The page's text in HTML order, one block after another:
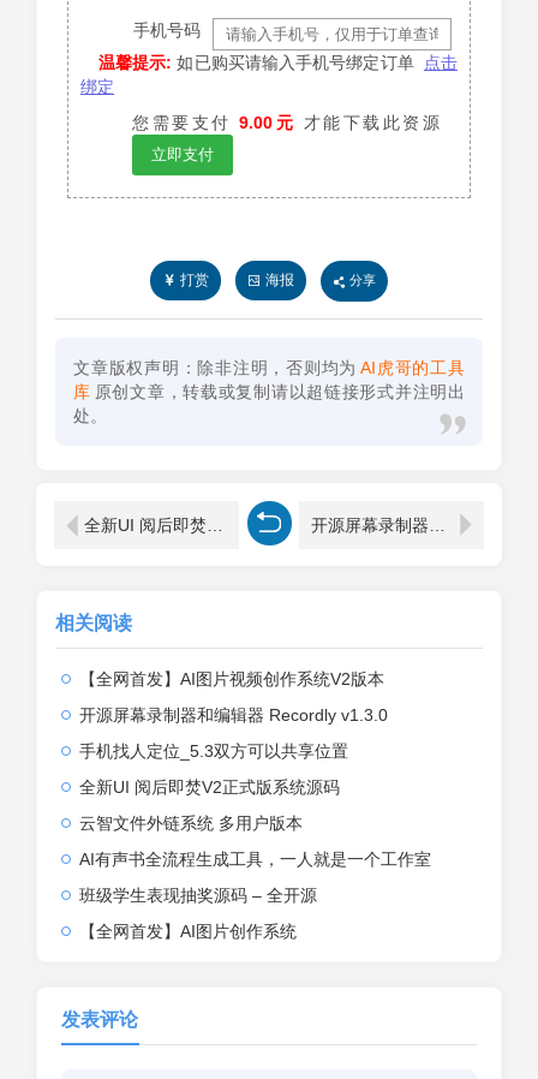
手机号码
温馨提示: 如已购买请输入手机号绑定订单
点击
绑定
您需要支付9.00元 才能下载此资源
立即支付
打赏 海报 分享
文章版权声明：除非注明，否则均为 AI虎哥的工具
库 原创文章，转载或复制请以超链接形式并注明出
处。
全新UI 阅后即焚V2正式版系统源码 开源屏幕录制器和编辑器 Recordly v1.3.0
相关阅读
【全网首发】AI图片视频创作系统V2版本
开源屏幕录制器和编辑器 Recordly v1.3.0
手机找人定位_5.3双方可以共享位置
全新UI 阅后即焚V2正式版系统源码
云智文件外链系统 多用户版本
AI有声书全流程生成工具，一人就是一个工作室
班级学生表现抽奖源码 – 全开源
【全网首发】AI图片创作系统
发表评论